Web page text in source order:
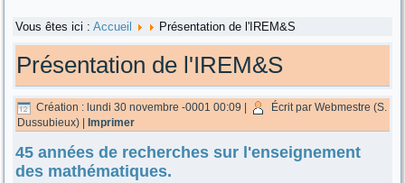
Vous êtes ici :Accueil Présentation de l'IREM&S
Présentation de l'IREM&S
Création : lundi 30 novembre -0001 00:09 |
Écrit par Webmestre (S.
Dussubieux) |Imprimer
45 années de recherches sur l'enseignement
des mathématiques.